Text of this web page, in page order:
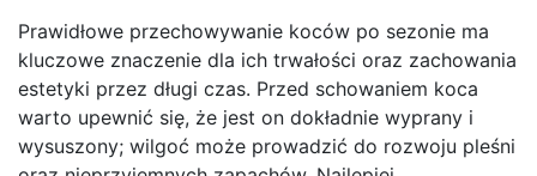
Prawidłowe przechowywanie koców po sezonie ma
kluczowe znaczenie dla ich trwałości oraz zachowania
estetyki przez długi czas. Przed schowaniem koca
warto upewnić się, że jest on dokładnie wyprany i
wysuszony; wilgoć może prowadzić do rozwoju pleśni